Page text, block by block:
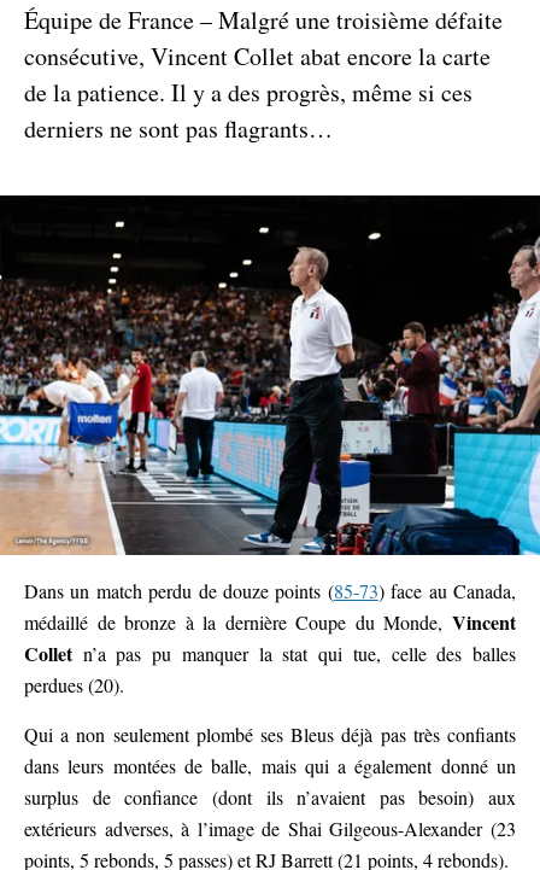
Équipe de France – Malgré une troisième défaite
consécutive, Vincent Collet abat encore la carte
de la patience. Il y a des progrès, même si ces
derniers ne sont pas flagrants…
Dans un match perdu de douze points (85-73) face au Canada,
médaillé de bronze à la dernière Coupe du Monde, Vincent
Colletn’a pas pu manquer la stat qui tue, celle des balles
perdues (20).
Qui a non seulement plombé ses Bleus déjà pas très confiants
dans leurs montées de balle, mais qui a également donné un
surplus de confiance (dont ils n’avaient pas besoin) aux
extérieurs adverses, à l’image de Shai Gilgeous-Alexander (23
points, 5 rebonds, 5 passes) et RJ Barrett (21 points, 4 rebonds).